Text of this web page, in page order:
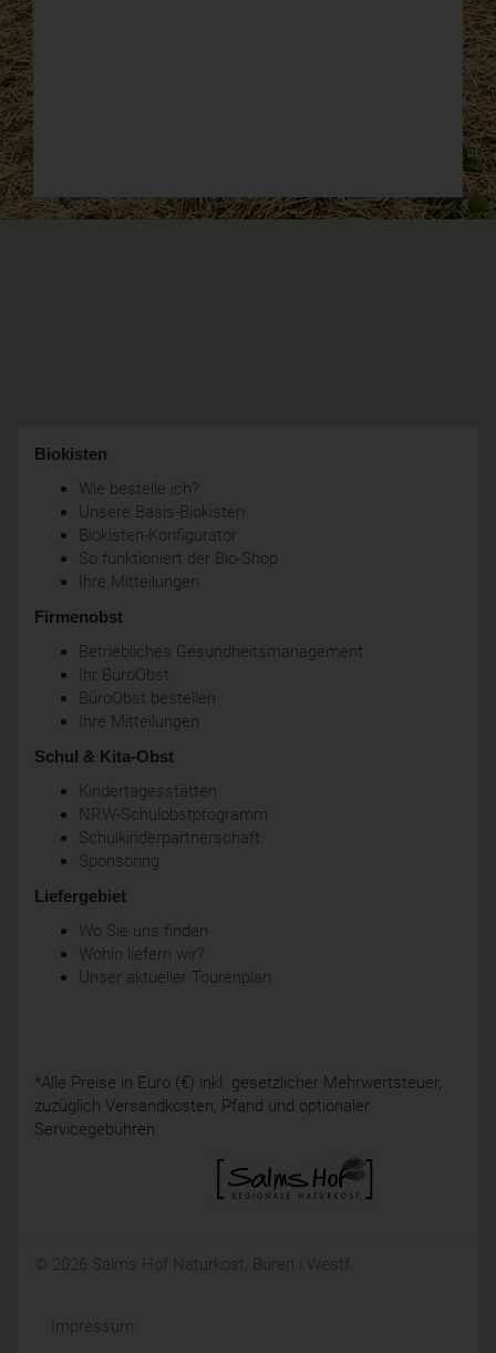
Biokisten
Wie bestelle ich?
Unsere Basis-Biokisten
Biokisten-Konfigurator
So funktioniert der Bio-Shop
Ihre Mitteilungen
Firmenobst
Betriebliches Gesundheitsmanagement
Ihr BüroObst
BüroObst bestellen
Ihre Mitteilungen
Schul & Kita-Obst
Kindertagesstätten
NRW-Schulobstprogramm
Schulkinderpartnerschaft
Sponsoring
Liefergebiet
Wo Sie uns finden
Wohin liefern wir?
Unser aktueller Tourenplan
*Alle Preise in Euro (€) inkl. gesetzlicher Mehrwertsteuer,
zuzüglich Versandkosten, Pfand und optionaler
Servicegebühren.
© 2026 Salms Hof Naturkost, Büren i.Westf.
Impressum